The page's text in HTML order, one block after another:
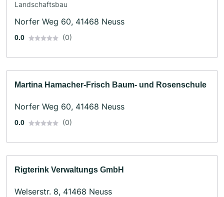
Landschaftsbau
Norfer Weg 60, 41468 Neuss
0.0 (0)
Martina Hamacher-Frisch Baum- und Rosenschule
Norfer Weg 60, 41468 Neuss
0.0 (0)
Rigterink Verwaltungs GmbH
Welserstr. 8, 41468 Neuss